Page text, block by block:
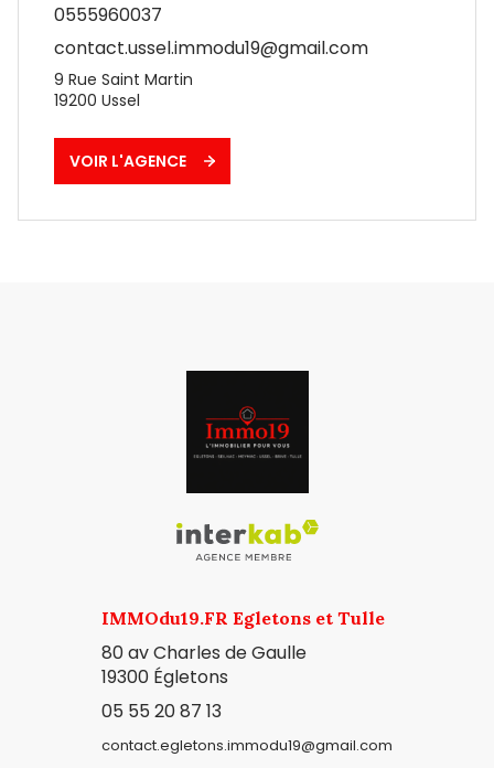
0555960037
contact.ussel.immodu19@gmail.com
9 Rue Saint Martin
19200 Ussel
VOIR L'AGENCE
IMMOdu19.FR Egletons et Tulle
80 av Charles de Gaulle
19300 Égletons
05 55 20 87 13
contact.egletons.immodu19@gmail.com